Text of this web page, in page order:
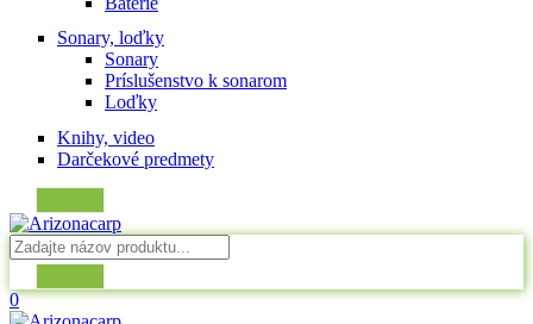
Sonary, loďky
Sonary
Príslušenstvo k sonarom
Loďky
Knihy, video
Darčekové predmety
0